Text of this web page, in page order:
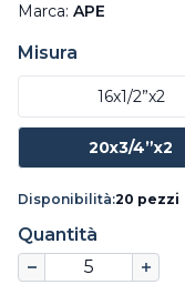
Marca: APE
Misura
16x1/2”x2
20x3/4”x2
Disponibilità:20 pezzi
Quantità